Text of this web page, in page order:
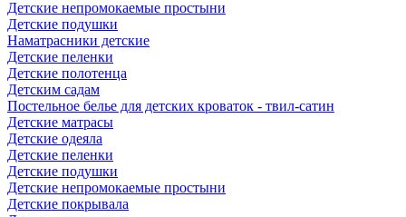
Детские непромокаемые простыни
Детские подушки
Наматрасники детские
Детские пеленки
Детские полотенца
Детским садам
Постельное белье для детских кроваток - твил-сатин
Детские матрасы
Детские одеяла
Детские пеленки
Детские подушки
Детские непромокаемые простыни
Детские покрывала